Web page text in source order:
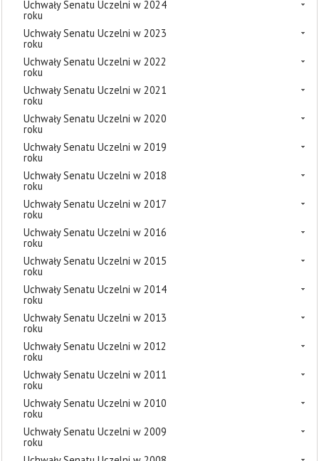
Uchwały Senatu Uczelni w 2024
roku
Uchwały Senatu Uczelni w 2023
roku
Uchwały Senatu Uczelni w 2022
roku
Uchwały Senatu Uczelni w 2021
roku
Uchwały Senatu Uczelni w 2020
roku
Uchwały Senatu Uczelni w 2019
roku
Uchwały Senatu Uczelni w 2018
roku
Uchwały Senatu Uczelni w 2017
roku
Uchwały Senatu Uczelni w 2016
roku
Uchwały Senatu Uczelni w 2015
roku
Uchwały Senatu Uczelni w 2014
roku
Uchwały Senatu Uczelni w 2013
roku
Uchwały Senatu Uczelni w 2012
roku
Uchwały Senatu Uczelni w 2011
roku
Uchwały Senatu Uczelni w 2010
roku
Uchwały Senatu Uczelni w 2009
roku